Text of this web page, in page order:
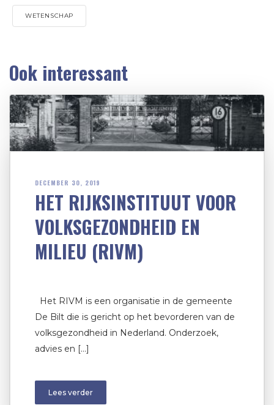
WETENSCHAP
Ook interessant
DECEMBER 30, 2019
HET RIJKSINSTITUUT VOOR
VOLKSGEZONDHEID EN
MILIEU (RIVM)
Het RIVM is een organisatie in de gemeente
De Bilt die is gericht op het bevorderen van de
volksgezondheid in Nederland. Onderzoek,
advies en […]
Lees verder